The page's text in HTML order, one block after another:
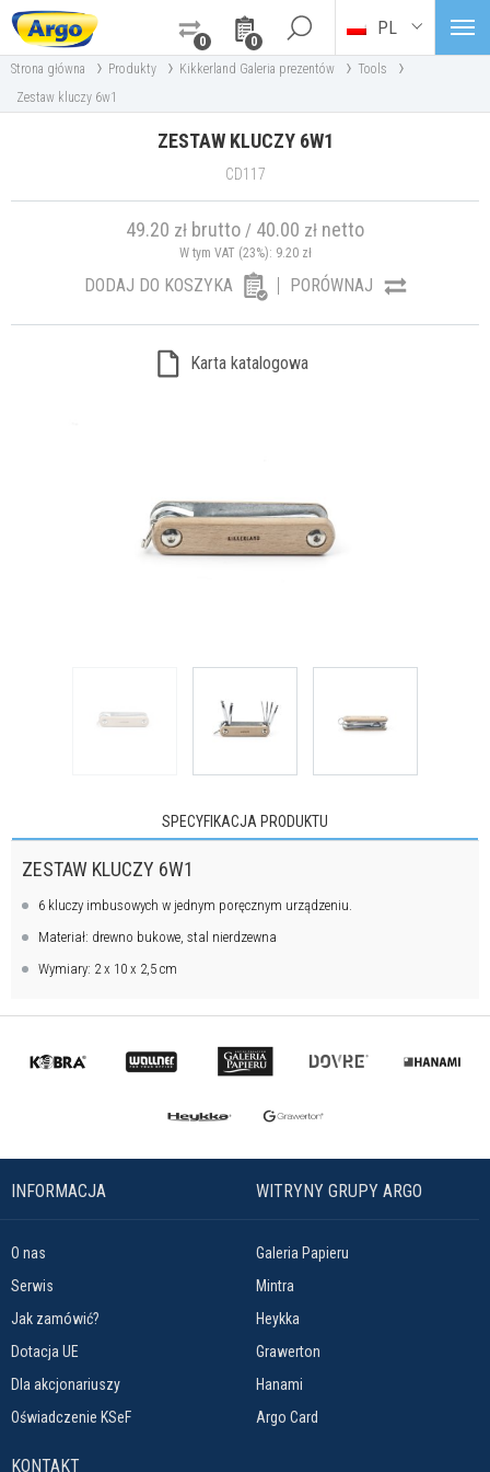
0
0
PL
Strona główna › Produkty › Kikkerland Galeria prezentów › Tools ›
Zestaw kluczy 6w1
ZESTAW KLUCZY 6W1
CD117
49.20 zł brutto / 40.00 zł netto
W tym VAT (23%): 9.20zł
DODAJ DO KOSZYKA PORÓWNAJ
Karta katalogowa
SPECYFIKACJA PRODUKTU
ZESTAW KLUCZY 6W1
6 kluczy imbusowych w jednym poręcznym urządzeniu.
Materiał: drewno bukowe, stal nierdzewna
Wymiary: 2 x 10 x 2,5 cm
INFORMACJA
O nas
Serwis
Jak zamówić?
Dotacja UE
Dla akcjonariuszy
Oświadczenie KSeF
WITRYNY GRUPY ARGO
Galeria Papieru
Mintra
Heykka
Grawerton
Hanami
Argo Card
KONTAKT